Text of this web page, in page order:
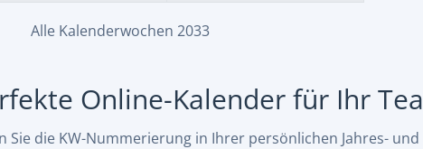
Alle Kalenderwochen 2033
Online-Kalender für Ihr
Sie die KW-Nummerierung in Ihrer persönlichen Jahres-